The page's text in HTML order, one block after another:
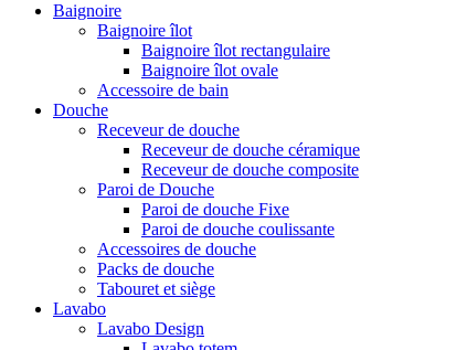
Baignoire
Baignoire îlot
Baignoire îlot rectangulaire
Baignoire îlot ovale
Accessoire de bain
Douche
Receveur de douche
Receveur de douche céramique
Receveur de douche composite
Paroi de Douche
Paroi de douche Fixe
Paroi de douche coulissante
Accessoires de douche
Packs de douche
Tabouret et siège
Lavabo
Lavabo Design